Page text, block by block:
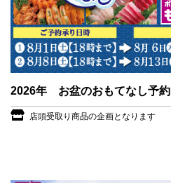
2026年 お盆のおもてなし予約
店頭受取り商品の企画となります